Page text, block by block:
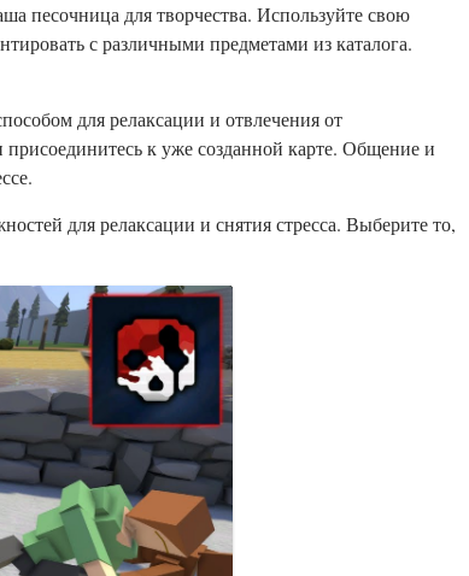
песочница для творчества. Используйте свою
с различными предметами из каталога.
для релаксации и отвлечения от
присоединитесь к уже созданной карте. Общение и
для релаксации и снятия стресса. Выберите то,